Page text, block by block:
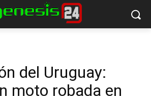
del Uruguay:
moto robada en